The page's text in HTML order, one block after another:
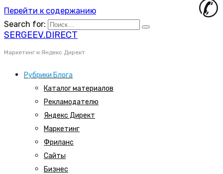
Перейти к содержанию
Search for:
SERGEEV.DIRECT
Маркетинг и Яндекс Директ
Рубрики Блога
Каталог материалов
Рекламодателю
Яндекс Директ
Маркетинг
Фриланс
Сайты
Бизнес